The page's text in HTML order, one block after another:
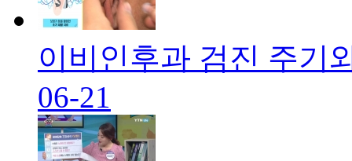
이비인후과 검진 주기
06-21